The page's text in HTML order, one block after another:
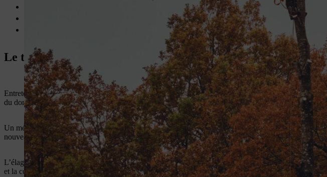
La MSA 220 T à batterie délivre une puissance de 2 100 watts sur simple pression d‘un
convient notamment pour l’entretien des arbres en
Le GTA 40 dispose d'une puissance de 520 watts et, tout comme le MSA 220 T, peut
Le travail d’élagueuse
Entretenir les arbres, les assainir et intervenir sur des arbres malades ou endommagés, tout cela relève
du domaine exigeant de l’entretien professionnel des arbres.
Un métier qui demande de la passion et la capacité à surmonter les obstacles et à toujours relever de
nouveaux défis.
L’élagueuse Viktoria Carstens sait d’expérience qu’à 25 mètres de hauteur chaque mouvement compte,
et la concentration doit être totale.